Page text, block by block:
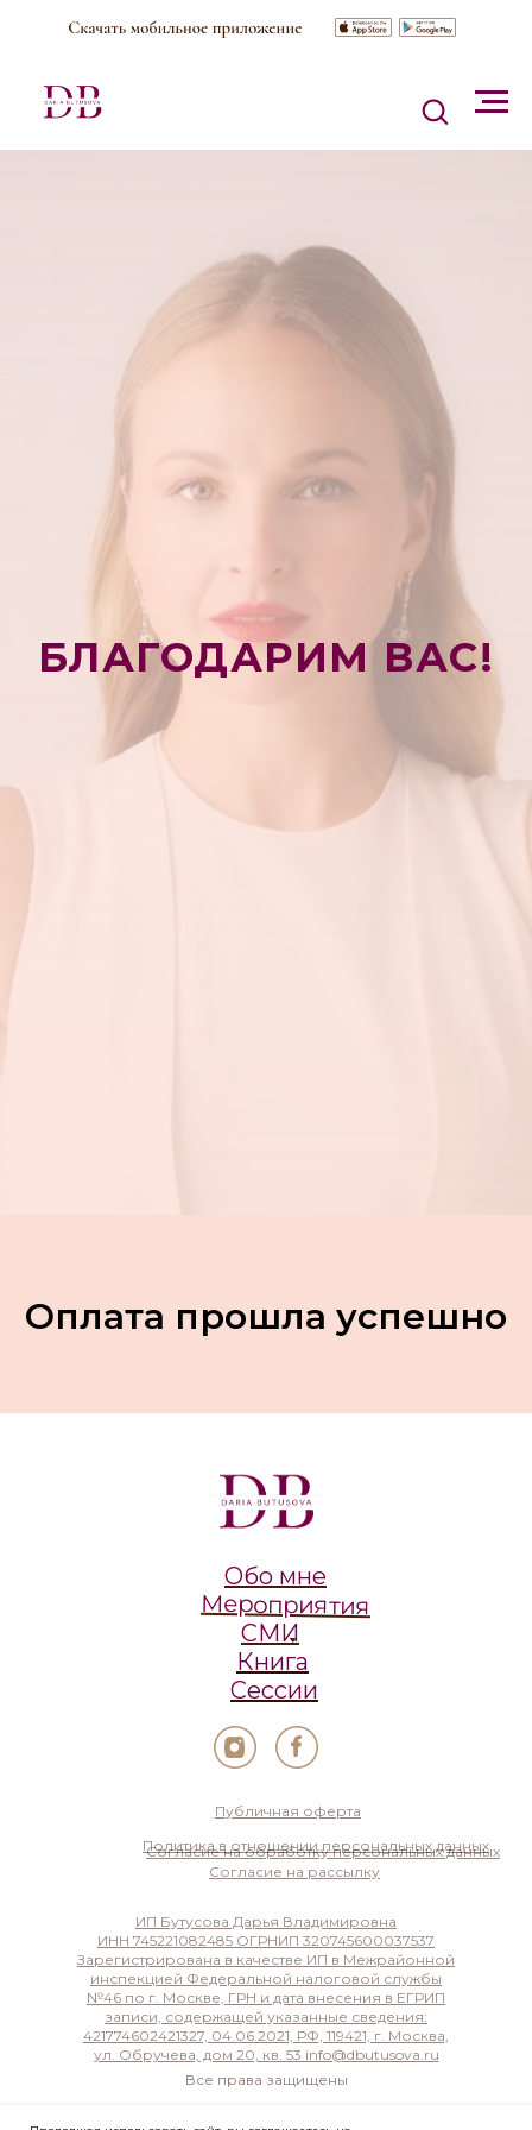
БЛАГОДАРИМ ВАС!
Оплата прошла успешно
Обо мне
Мероприятия
СМИ
Книга
Сессии
Все права защищены
ИП Бутусова Дарья Владимировна
ИНН 745221082485 ОГРНИП 320745600037537
Зарегистрирована в качестве ИП в Межрайонной
инспекцией Федеральной налоговой службы
№46 по г. Москве, ГРН и дата внесения в ЕГРИП
записи, содержащей указанные сведения:
421774602421327, 04.06.2021, РФ, 119421, г. Москва,
ул. Обручева, дом 20, кв. 53 info@dbutusova.ru
Согласие на рассылку
Согласие на обработку персональных данных
Политика в отношении персональных данных
Публичная оферта